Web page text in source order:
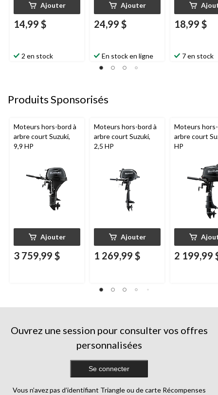
Ajouter
14,99 $
2 en stock
Ajouter
24,99 $
En stock en ligne
18,99 $
7 en stock
Produits Sponsorisés
Moteurs hors-bord à
arbre court Suzuki,
9,9 HP
Ajouter
3 759,99 $
Moteurs hors-bord à
arbre court Suzuki,
2,5 HP
Ajouter
1 269,99 $
Moteurs
arbre court
HP
2 199,99
Ouvrez une session pour consulter vos offres
personnalisées
Se connecter
Vous n’avez pas d’identifiant Triangle ou de carte Récompenses